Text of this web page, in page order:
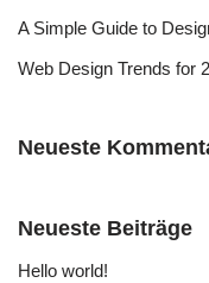
A Simple Guide to
Web Design Trends for
Neueste
Neueste Beiträge
Hello world!